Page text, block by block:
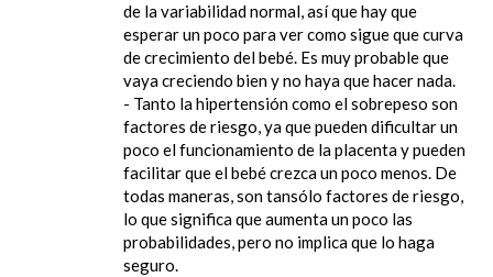
de la variabilidad normal, así que hay que
esperar un poco para ver como sigue que curva
de crecimiento del bebé. Es muy probable que
vaya creciendo bien y no haya que hacer nada.
- Tanto la hipertensión como el sobrepeso son
factores de riesgo, ya que pueden dificultar un
poco el funcionamiento de la placenta y pueden
facilitar que el bebé crezca un poco menos. De
todas maneras, son tansólo factores de riesgo,
lo que significa que aumenta un poco las
probabilidades, pero no implica que lo haga
seguro.